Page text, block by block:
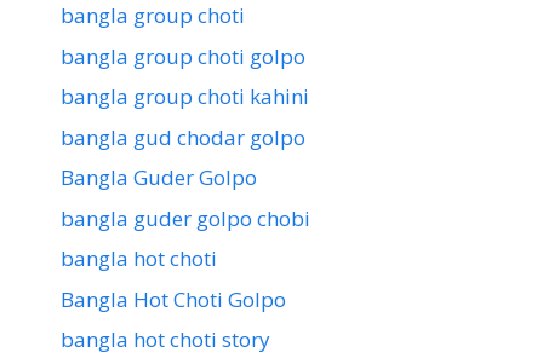
bangla group choti
bangla group choti golpo
bangla group choti kahini
bangla gud chodar golpo
Bangla Guder Golpo
bangla guder golpo chobi
bangla hot choti
Bangla Hot Choti Golpo
bangla hot choti story